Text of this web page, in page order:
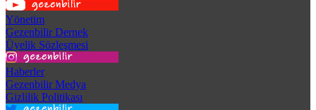
Yönetim
Gezenbilir Dernek
Üyelik Sözleşmesi
Haberler
Gezenbilir Medya
Gizlilik Politikası